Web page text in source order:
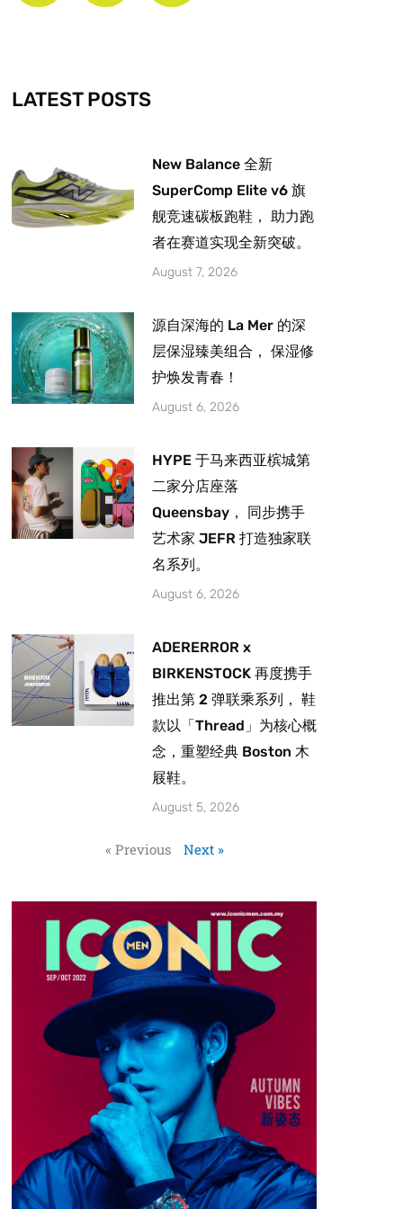
-
f
m
LATEST POSTS
New Balance 全新
SuperComp Elite v6 旗
舰竞速碳板跑鞋， 助力跑
者在赛道实现全新突破。
August 7, 2026
源自深海的 La Mer 的深
层保湿臻美组合， 保湿修
护焕发青春！
August 6, 2026
HYPE 于马来西亚槟城第
二家分店座落
Queensbay， 同步携手
艺术家 JEFR 打造独家联
名系列。
August 6, 2026
ADERERROR x
BIRKENSTOCK 再度携手
推出第 2 弹联乘系列， 鞋
款以「Thread」为核心概
念，重塑经典 Boston 木
屐鞋。
August 5, 2026
« Previous Next »